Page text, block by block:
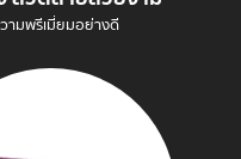
ามพรีเมี่ยมอย่างดี